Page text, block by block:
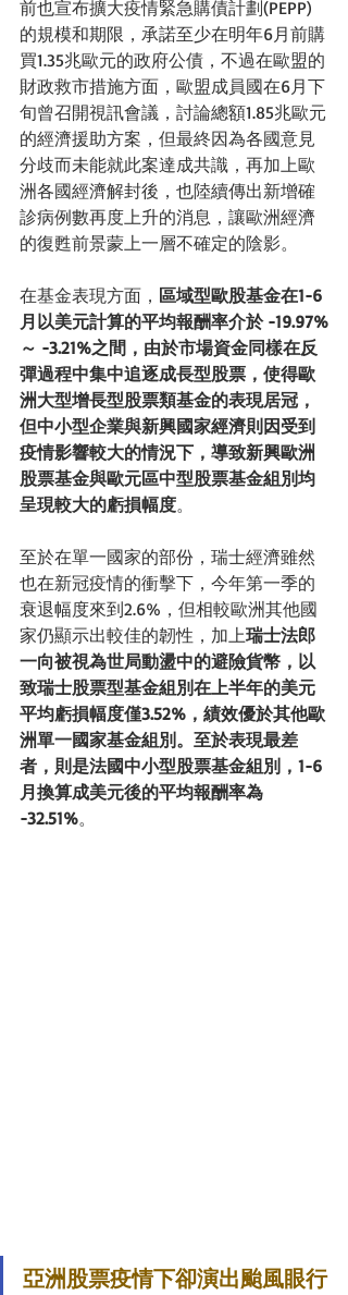
前也宣布擴大疫情緊急購債計劃(PEPP)
的規模和期限，承諾至少在明年6月前購
買1.35兆歐元的政府公債，不過在歐盟的
財政救市措施方面，歐盟成員國在6月下
旬曾召開視訊會議，討論總額1.85兆歐元
的經濟援助方案，但最終因為各國意見
分歧而未能就此案達成共識，再加上歐
洲各國經濟解封後，也陸續傳出新增確
診病例數再度上升的消息，讓歐洲經濟
的復甦前景蒙上一層不確定的陰影。
在基金表現方面， 區域型歐股基金在1-6
月以美元計算的平均報酬率介於 -19.97%
～ -3.21%之間，由於市場資金同樣在反
彈過程中集中追逐成長型股票，使得歐
洲大型增長型股票類基金的表現居冠，
但中小型企業與新興國家經濟則因受到
疫情影響較大的情況下，導致新興歐洲
股票基金與歐元區中型股票基金組別均
呈現較大的虧損幅度。
至於在單一國家的部份，瑞士經濟雖然
也在新冠疫情的衝擊下，今年第一季的
衰退幅度來到2.6%，但相較歐洲其他國
家仍顯示出較佳的韌性，加上瑞士法郎
一向被視為世局動盪中的避險貨幣，以
致瑞士股票型基金組別在上半年的美元
平均虧損幅度僅3.52%，績效優於其他歐
洲單一國家基金組別。至於表現最差
者，則是法國中小型股票基金組別，1-6
月換算成美元後的平均報酬率為
-32.51%。
亞洲股票疫情下卻演出颱風眼行